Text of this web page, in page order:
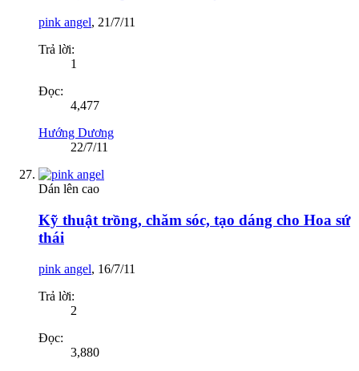
pink angel, 21/7/11
Trả lời:
1
Đọc:
4,477
Hướng Dương
22/7/11
Dán lên cao
Kỹ thuật trồng, chăm sóc, tạo dáng cho Hoa sứ
thái
pink angel, 16/7/11
Trả lời:
2
Đọc:
3,880